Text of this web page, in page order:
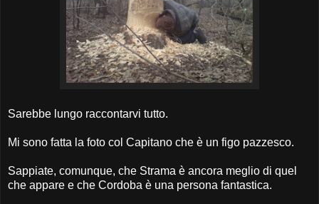
Sarebbe lungo raccontarvi tutto.
Mi sono fatta la foto col Capitano che è un figo pazzesco.
Sappiate, comunque, che Strama è ancora meglio di quel
che appare e che Cordoba è una persona fantastica.